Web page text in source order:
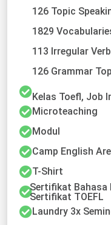
126 Topic
1829
113 Irregular
126 Grammar
Kelas Toefl, Job
Microteaching
Modul
Camp English
T-Shirt
Sertifikat Bahasa
Sertifikat TOEFL
Laundry 3x